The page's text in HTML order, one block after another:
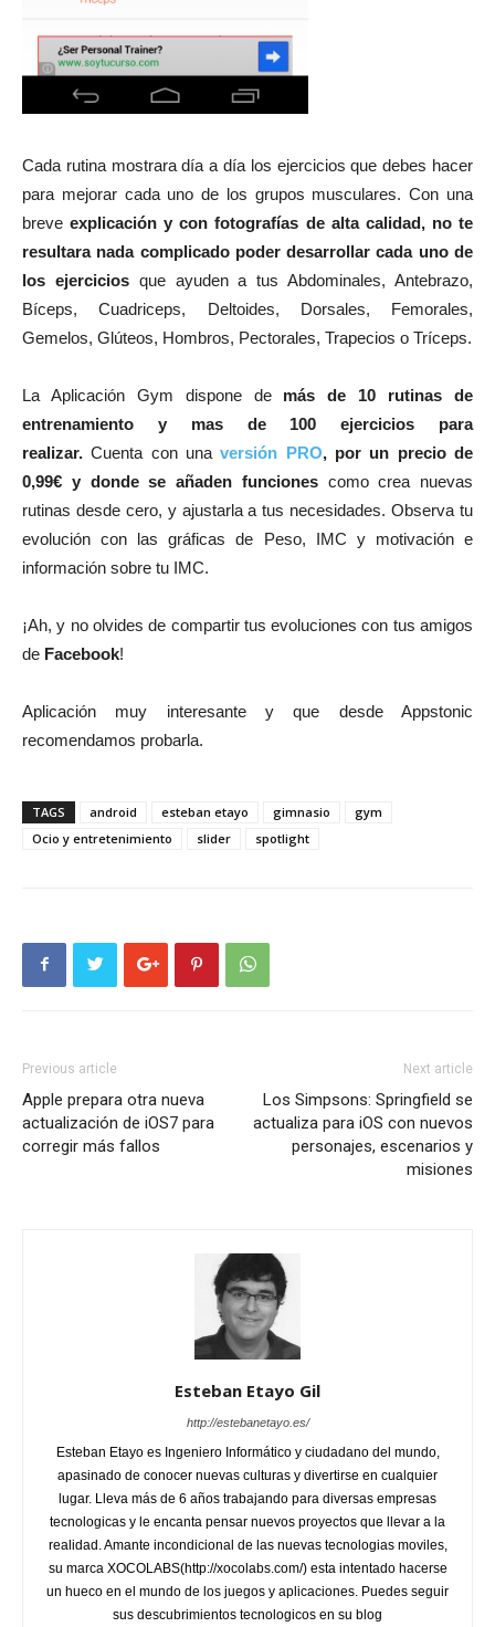
Cada rutina mostrara día a día los ejercicios que debes hacer
para mejorar cada uno de los grupos musculares. Con una
breveexplicación y con fotografías de alta calidad, no te
resultara nada complicado poder desarrollar cada uno de
los ejerciciosque ayuden a tus Abdominales, Antebrazo,
Bíceps, Cuadriceps, Deltoides, Dorsales, Femorales,
Gemelos, Glúteos, Hombros, Pectorales, Trapecios o Tríceps.
La Aplicación Gym dispone de más de 10 rutinas de
entrenamiento y mas de 100 ejercicios para
realizar. Cuenta con unaversión PRO, por un precio de
0,99€ y donde se añaden funcionescomo crea nuevas
rutinas desde cero, y ajustarla a tus necesidades. Observa tu
evolución con las gráficas de Peso, IMC y motivación e
información sobre tu IMC.
¡Ah, y no olvides de compartir tus evoluciones con tus amigos
de Facebook!
Aplicación muy interesante y que desde Appstonic
recomendamos probarla.
TAGS android esteban etayo gimnasio
gym
Ocio y entretenimiento
slider spotlight
Previous article
Apple prepara otra nueva
actualización de iOS7 para
corregir más fallos
Next article
Los Simpsons: Springfield se
actualiza para iOS con nuevos
personajes, escenarios y
misiones
Esteban Etayo Gil
http://estebanetayo.es/
Esteban Etayo es Ingeniero Informático y ciudadano del mundo,
apasinado de conocer nuevas culturas y divertirse en cualquier
lugar. Lleva más de 6 años trabajando para diversas empresas
tecnologicas y le encanta pensar nuevos proyectos que llevar a la
realidad. Amante incondicional de las nuevas tecnologias moviles,
su marca XOCOLABS(http://xocolabs.com/) esta intentado hacerse
un hueco en el mundo de los juegos y aplicaciones. Puedes seguir
sus descubrimientos tecnologicos en su blog